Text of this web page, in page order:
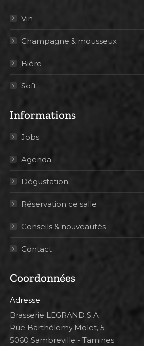
Vin
Champagne & mousseux
Bière
Soft
Informations
Jobs
Agenda
Dégustation
Réservation de salle
Conseils & nouveautés
Contact
Coordonnées
Adresse
Brasserie LEGRAND S.A.
Rue Barthélemy Molet, 5
5060 Sambreville - Tamines